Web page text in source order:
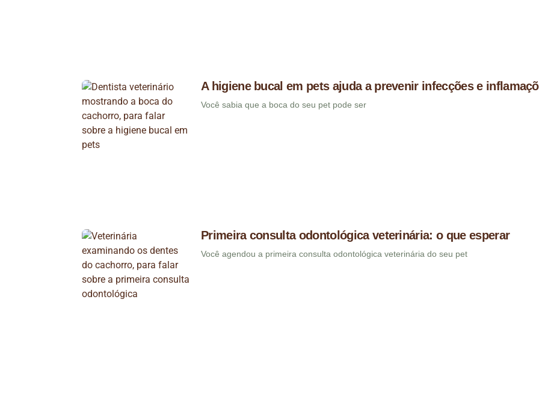
A higiene bucal em pets ajuda a prevenir infecções e
Você sabia que a boca do seu pet pode ser
Primeira consulta odontológica veterinária: o que esperar
Você agendou a primeira consulta odontológica veterinária do seu pet